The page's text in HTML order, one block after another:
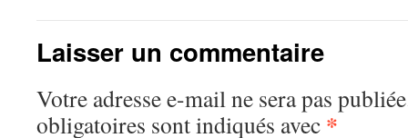
Laisser un commentaire
Votre adresse e-mail ne sera pas
obligatoires sont indiqués avec *